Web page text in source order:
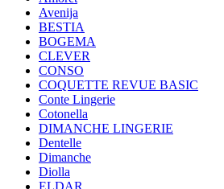
Avenija
BESTIA
BOGEMA
CLEVER
CONSO
COQUETTE REVUE BASIC
Conte Lingerie
Cotonella
DIMANCHE LINGERIE
Dentelle
Dimanche
Diolla
ELDAR